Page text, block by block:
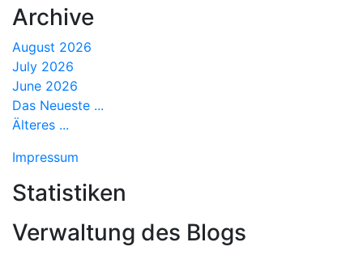
Archive
August 2026
July 2026
June 2026
Das Neueste ...
Älteres ...
Impressum
Statistiken
Verwaltung des Blogs